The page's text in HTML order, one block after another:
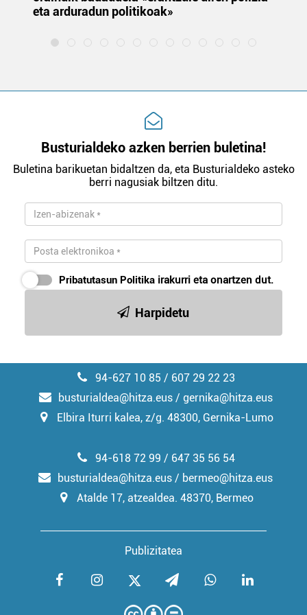
eta arduradun politikoak»
Busturialdeko azken berrien buletina!
Buletina barikuetan bidaltzen da, eta Busturialdeko asteko
berri nagusiak biltzen ditu.
Pribatutasun Politika irakurri eta onartzen dut.
Harpidetu
94-627 10 85 / 607 29 22 23
busturialdea@hitza.eus / gernika@hitza.eus
Elbira Iturri kalea, z/g. 48300, Gernika-Lumo
Publizitatea
94-618 72 99 / 647 35 56 54
busturialdea@hitza.eus / bermeo@hitza.eus
Atalde 17, atzealdea. 48370, Bermeo